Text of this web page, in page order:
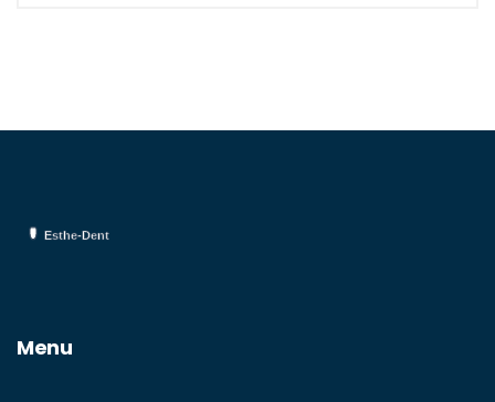
Menu